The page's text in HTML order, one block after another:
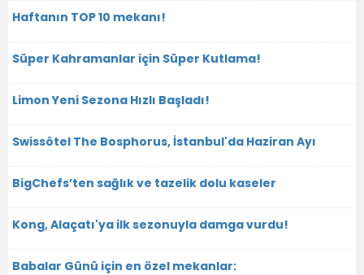
Haftanın TOP 10 mekanı!
Süper Kahramanlar için Süper Kutlama!
Limon Yeni Sezona Hızlı Başladı!
Swissôtel The Bosphorus, İstanbul'da Haziran Ayı
BigChefs’ten sağlık ve tazelik dolu kaseler
Kong, Alaçatı'ya ilk sezonuyla damga vurdu!
Babalar Günü için en özel mekanlar: